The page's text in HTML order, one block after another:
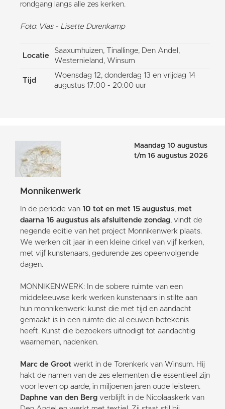
rondgang langs alle zes kerken.
Foto: Vlas - Lisette Durenkamp
Locatie
Saaxumhuizen, Tinallinge, Den Andel,
Westernieland, Winsum
Tijd
Woensdag 12, donderdag 13 en vrijdag 14
augustus 17:00 - 20:00 uur
Maandag 10 augustus
t/m 16 augustus 2026
Monnikenwerk
In de periode van 10 tot en met 15 augustus, met
daarna 16 augustus als afsluitende zondag, vindt de
negende editie van het project Monnikenwerk plaats.
We werken dit jaar in een kleine cirkel van vijf kerken,
met vijf kunstenaars, gedurende zes opeenvolgende
dagen.
MONNIKENWERK: In de sobere ruimte van een
middeleeuwse kerk werken kunstenaars in stilte aan
hun monnikenwerk: kunst die met tijd en aandacht
gemaakt is in een ruimte die al eeuwen betekenis
heeft. Kunst die bezoekers uitnodigt tot aandachtig
waarnemen, nadenken.
Marc de Groot werkt in de Torenkerk van Winsum. Hij
hakt de namen van de zes elementen die essentieel zijn
voor leven op aarde, in miljoenen jaren oude leisteen.
Daphne van den Berg verblijft in de Nicolaaskerk van